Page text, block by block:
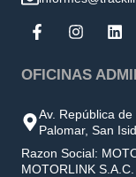
OFICINAS
Av. República
Palomar, San
Razon Social:
MOTORLINK S.A.C.